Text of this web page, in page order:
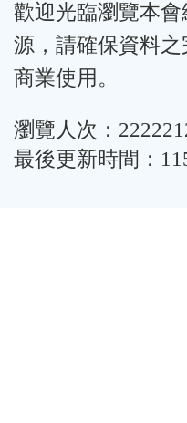
歡迎光臨瀏覽本
源，請確保資料
商業使用。
瀏覽人次：
最後更新時間：